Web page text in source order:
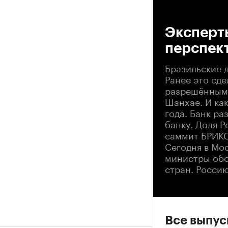
Бразильские
Ранее это
Шанхае. И
года. Банк
банку. Доля
саммит
Сегодня в
министры
стран.
Все